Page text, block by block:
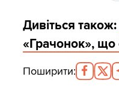
Дивіться також:
«Грачонок», що
Поширити: